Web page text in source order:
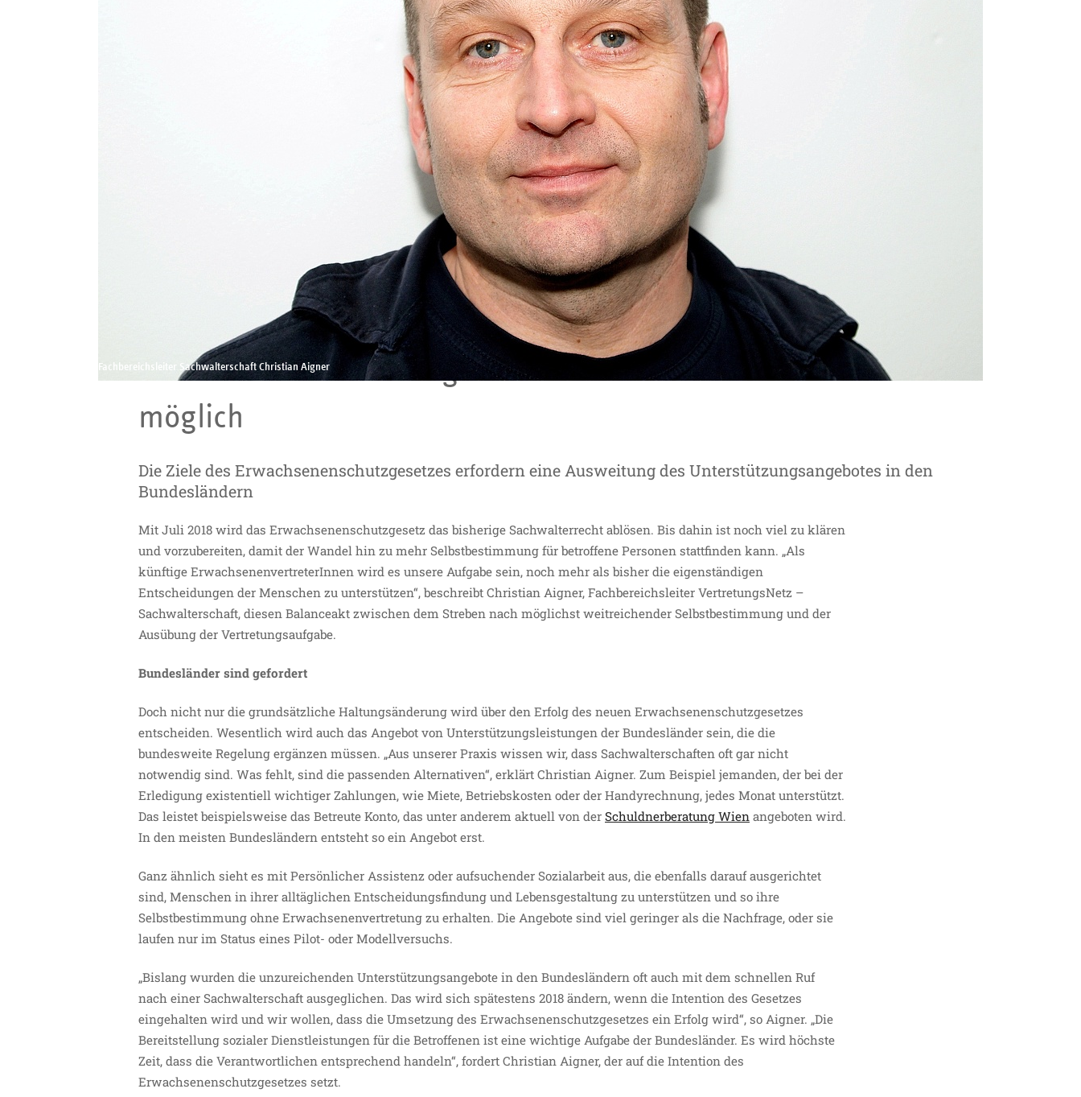
Fachbereichsleiter Sachwalterschaft Christian Aigner
Mehr Selbstbestimmung wird nur mit vereinten Kräften
möglich
Die Ziele des Erwachsenenschutzgesetzes erfordern eine Ausweitung des Unterstützungsangebotes in den
Bundesländern
Mit Juli 2018 wird das Erwachsenenschutzgesetz das bisherige Sachwalterrecht ablösen. Bis dahin ist noch viel zu klären
und vorzubereiten, damit der Wandel hin zu mehr Selbstbestimmung für betroffene Personen stattfinden kann. „Als
künftige ErwachsenenvertreterInnen wird es unsere Aufgabe sein, noch mehr als bisher die eigenständigen
Entscheidungen der Menschen zu unterstützen“, beschreibt Christian Aigner, Fachbereichsleiter VertretungsNetz –
Sachwalterschaft, diesen Balanceakt zwischen dem Streben nach möglichst weitreichender Selbstbestimmung und der
Ausübung der Vertretungsaufgabe.
Bundesländer sind gefordert
Doch nicht nur die grundsätzliche Haltungsänderung wird über den Erfolg des neuen Erwachsenenschutzgesetzes
entscheiden. Wesentlich wird auch das Angebot von Unterstützungsleistungen der Bundesländer sein, die die
bundesweite Regelung ergänzen müssen. „Aus unserer Praxis wissen wir, dass Sachwalterschaften oft gar nicht
notwendig sind. Was fehlt, sind die passenden Alternativen“, erklärt Christian Aigner. Zum Beispiel jemanden, der bei der
Erledigung existentiell wichtiger Zahlungen, wie Miete, Betriebskosten oder der Handyrechnung, jedes Monat unterstützt.
Das leistet beispielsweise das Betreute Konto, das unter anderem aktuell von der Schuldnerberatung Wien angeboten wird.
In den meisten Bundesländern entsteht so ein Angebot erst.
Ganz ähnlich sieht es mit Persönlicher Assistenz oder aufsuchender Sozialarbeit aus, die ebenfalls darauf ausgerichtet
sind, Menschen in ihrer alltäglichen Entscheidungsfindung und Lebensgestaltung zu unterstützen und so ihre
Selbstbestimmung ohne Erwachsenenvertretung zu erhalten. Die Angebote sind viel geringer als die Nachfrage, oder sie
laufen nur im Status eines Pilot- oder Modellversuchs.
„Bislang wurden die unzureichenden Unterstützungsangebote in den Bundesländern oft auch mit dem schnellen Ruf
nach einer Sachwalterschaft ausgeglichen. Das wird sich spätestens 2018 ändern, wenn die Intention des Gesetzes
eingehalten wird und wir wollen, dass die Umsetzung des Erwachsenenschutzgesetzes ein Erfolg wird“, so Aigner. „Die
Bereitstellung sozialer Dienstleistungen für die Betroffenen ist eine wichtige Aufgabe der Bundesländer. Es wird höchste
Zeit, dass die Verantwortlichen entsprechend handeln“, fordert Christian Aigner, der auf die Intention des
Erwachsenenschutzgesetzes setzt.